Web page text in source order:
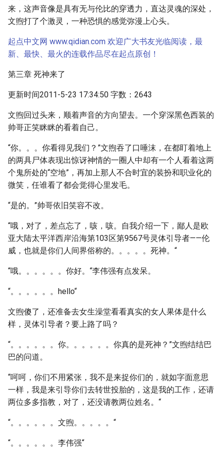
来，这声音像是具有无与伦比的穿透力，直达灵魂的深处，
文煦打了个激灵，一种恐惧的感觉弥漫上心头。
起点中文网 www.qidian.com 欢迎广大书友光临阅读，最
新、最快、最火的连载作品尽在起点原创！
第三章 死神来了
更新时间2011-5-23 17:34:50 字数：2643
文煦回过头来，顺着声音的方向望去。一个穿深黑色西装的
帅哥正笑眯眯的看着自己。
“你。。。你看得见我们？”文煦吞了口唾沫，在都盯着地上
的两具尸体表现出惊讶神情的一圈人中却有一个人看着这两
个鬼所处的“空地”，再加上那人不合时宜的装扮和职业化的
微笑，任谁看了都会觉得心里发毛。
“是的。”帅哥依旧笑容不改。
“哦，对了，差点忘了，咳，咳。自我介绍一下，鄙人是欧
亚大陆太平洋西岸沿海第103区第9567号灵体引导者——伦
威，也就是你们人间界俗称的。。。。。死神。“
“哦。。。。。。你好。“李伟强有点发呆。
“。。。。。。hello“
文煦傻了，还准备去女生澡堂看看真实的女人果体是什么
样，灵体引导者？要上路了吗？
“。。。。。。你。。。。。。你真的是死神？”文煦结结巴
巴的问道。
“呵呵，你们不用紧张，我不是来捉你们的，就如字面意思
一样，我是来引导你们去转世投胎的，这是我的工作，还请
两位多多指教，对了，还没请教两位姓名。“
“。。。。。。文煦。。。。。“
“。。。。。。李伟强“